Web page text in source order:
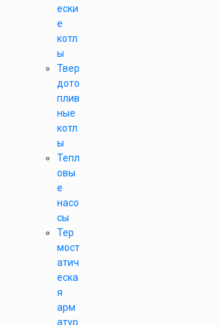
ески
е
котл
ы
Твер
дото
плив
ные
котл
ы
Тепл
овы
е
насо
сы
Тер
мост
атич
еска
я
арм
атур